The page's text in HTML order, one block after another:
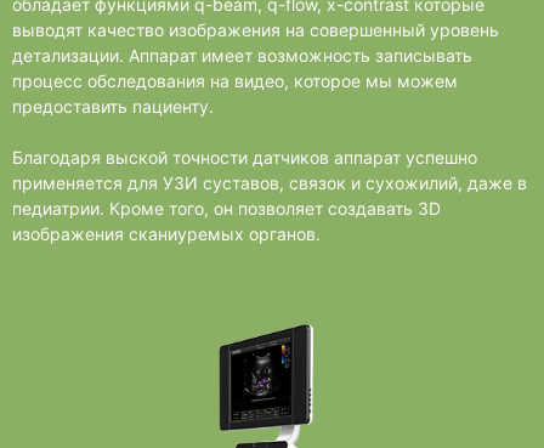
обладает функциями q-beam, q-flow, x-contrast которые
выводят качество изображения на совершенный уровень
детализации. Аппарат имеет возможность записывать
процесс обследования на видео, которое мы можем
предоставить пациенту.
Благодаря выской точности датчиков аппарат успешно
применяется для УЗИ суставов, связок и сухожилий, даже в
педиатрии. Кроме того, он позволяет создавать 3D
изображения сканиуремых органов.